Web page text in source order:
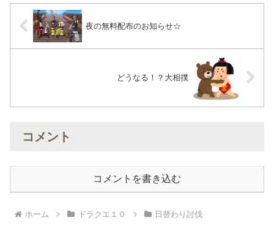
夜の無料配布のお知らせ☆
どうなる！？大相撲
コメント
コメントを書き込む
ホーム ドラクエ１０ 日替わり討伐